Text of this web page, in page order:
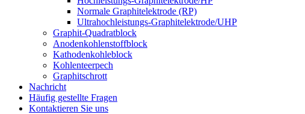
Normale Graphitelektrode (RP)
Ultrahochleistungs-Graphitelektrode/UHP
Graphit-Quadratblock
Anodenkohlenstoffblock
Kathodenkohleblock
Kohlenteerpech
Graphitschrott
Nachricht
Häufig gestellte Fragen
Kontaktieren Sie uns